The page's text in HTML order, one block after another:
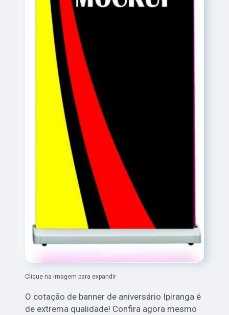
Clique na imagem para expandir
O cotação de banner de aniversário Ipiranga é
de extrema qualidade! Confira agora mesmo